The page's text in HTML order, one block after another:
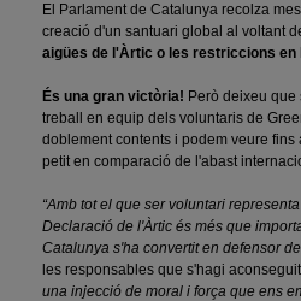
El Parlament de Catalunya recolza
creació d'un santuari global al voltant
aigües de l'Àrtic o les restriccions
És una gran victòria! Però deixeu
treball en equip dels voluntaris de
doblement contents i podem veure
petit en comparació de l'abast
“Amb tot el que ser voluntari
Declaració de l'Àrtic és més que
Catalunya s'ha convertit en defensor
les responsables que s'hagi
una injecció de moral i força que ens